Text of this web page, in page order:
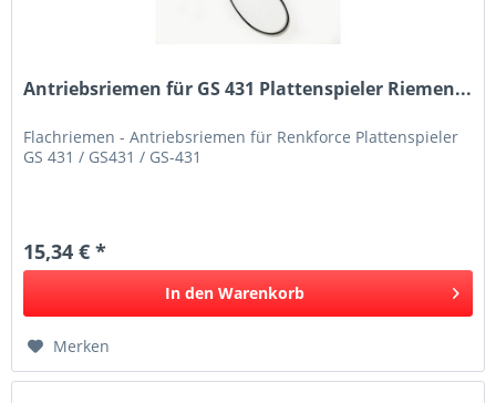
Antriebsriemen für GS 431 Plattenspieler Riemen...
Flachriemen - Antriebsriemen für Renkforce Plattenspieler
GS 431 / GS431 / GS-431
15,34 € *
In den Warenkorb
Merken